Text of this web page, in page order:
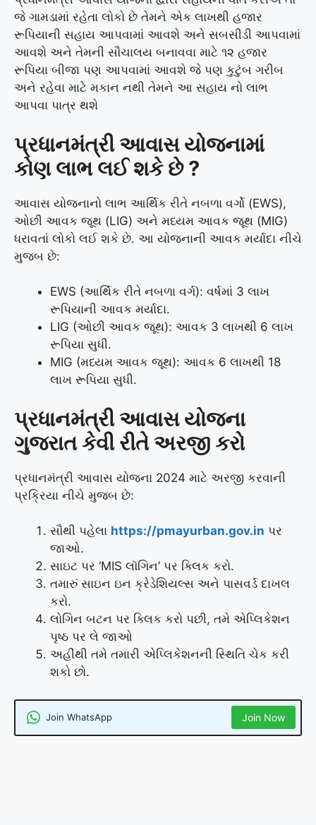
જે ગામડામાં રહેતા લોકો છે તેમને એક લાખથી હજાર
રૂપિયાની સહાય આપવામાં આવશે અને સબસીડી આપવામાં
આવશે અને તેમની સૌચાલય બનાવવા માટે ૧૨ હજાર
રૂપિયા બીજા પણ આપવામાં આવશે જે પણ કુટુંબ ગરીબ
અને રહેવા માટે મકાન નથી તેમને આ સહાય નો લાભ
આપવા પાત્ર થશે
પ્રધાનમંત્રી આવાસ યોજનામાં
કોણ લાભ લઈ શકે છે ?
આવાસ યોજનાનો લાભ આર્થિક રીતે નબળા વર્ગો (EWS),
ઓછી આવક જૂથ (LIG) અને મધ્યમ આવક જૂથ (MIG)
ધરાવતાં લોકો લઈ શકે છે. આ યોજનાની આવક મર્યાદા નીચે
મુજબ છે:
EWS (આર્થિક રીતે નબળા વર્ગ): વર્ષમાં 3 લાખ
રૂપિયાની આવક મર્યાદા.
LIG (ઓછી આવક જૂથ): આવક 3 લાખથી 6 લાખ
રૂપિયા સુધી.
MIG (મધ્યમ આવક જૂથ): આવક 6 લાખથી 18
લાખ રૂપિયા સુધી.
પ્રધાનમંત્રી આવાસ યોજના
ગુજરાત કેવી રીતે અરજી કરો
પ્રધાનમંત્રી આવાસ યોજના 2024 માટે અરજી કરવાની
પ્રક્રિયા નીચે મુજબ છે:
સૌથી પહેલા https://pmayurban.gov.in પર
જાઓ.
સાઇટ પર ‘MIS લૉગિન’ પર ક્લિક કરો.
તમારું સાઇન ઇન ક્રેડેશિયલ્સ અને પાસવર્ડ દાખલ
કરો.
લોગિન બટન પર ક્લિક કરો પછી, તમે એપ્લિકેશન
પૃષ્ઠ પર લે જાઓ
અહીંથી તમે તમારી એપ્લિકેશનની સ્થિતિ ચેક કરી
શકો છો.
Join WhatsApp Join Now